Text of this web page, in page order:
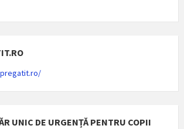
UNIC DE URGENȚĂ PENTRU COPII